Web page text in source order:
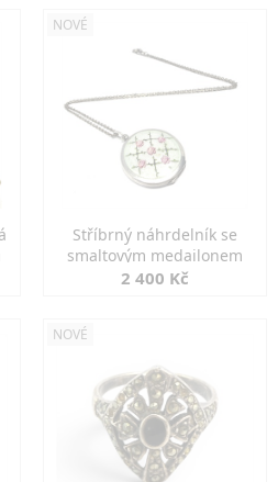
NOVÉ
Stříbrný náhrdelník se
smaltovým medailonem
2 400 Kč
NOVÉ